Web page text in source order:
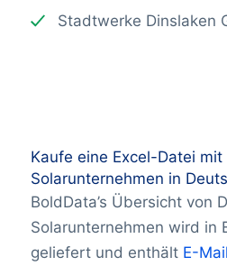
Stadtwerke Dinslaken
Kaufe eine Excel-Datei mit
Solarunternehmen in
BoldData’s Übersicht von
Solarunternehmen wird in
geliefert und enthält E-